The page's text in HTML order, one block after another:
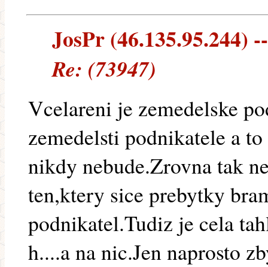
JosPr (46.135.95.244)
Re: (73947)
Vcelareni je zemedelske
zemedelsti podnikatele a
nikdy nebude.Zrovna tak
ten,ktery sice prebytky
podnikatel.Tudiz je cela
h....a na nic.Jen naprosto